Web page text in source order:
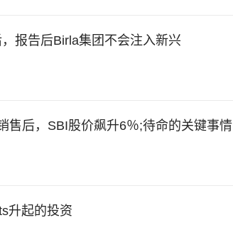
报告后Birla集团不会注入新兴
售后，SBI股价飙升6％;待命的关键事情
升起的投资